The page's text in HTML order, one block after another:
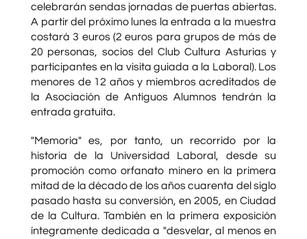
celebrarán sendas jornadas de puertas abiertas.
A partir del próximo lunes la entrada a la muestra
costará 3 euros (2 euros para grupos de más de
20 personas, socios del Club Cultura Asturias y
participantes en la visita guiada a la Laboral). Los
menores de 12 años y miembros acreditados de
la Asociación de Antiguos Alumnos tendrán la
entrada gratuita.
"Memoria" es, por tanto, un recorrido por la
historia de la Universidad Laboral, desde su
promoción como orfanato minero en la primera
mitad de la décado de los años cuarenta del siglo
pasado hasta su conversión, en 2005, en Ciudad
de la Cultura. También en la primera exposición
íntegramente dedicada a "desvelar, al menos en